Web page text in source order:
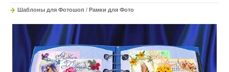
Шаблоны для Фотошоп / Рамки для Фото